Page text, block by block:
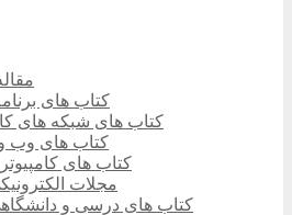
کتاب های
کتاب های شبکه های
کتاب های وب و
کتاب های
مجلات
کتاب های درسی و